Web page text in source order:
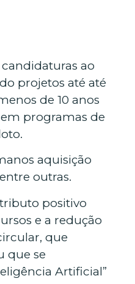
candidaturas ao
projetos até até
de 10 anos
programas de
aquisição
outras.
positivo
e a redução
que
que se
Artificial”